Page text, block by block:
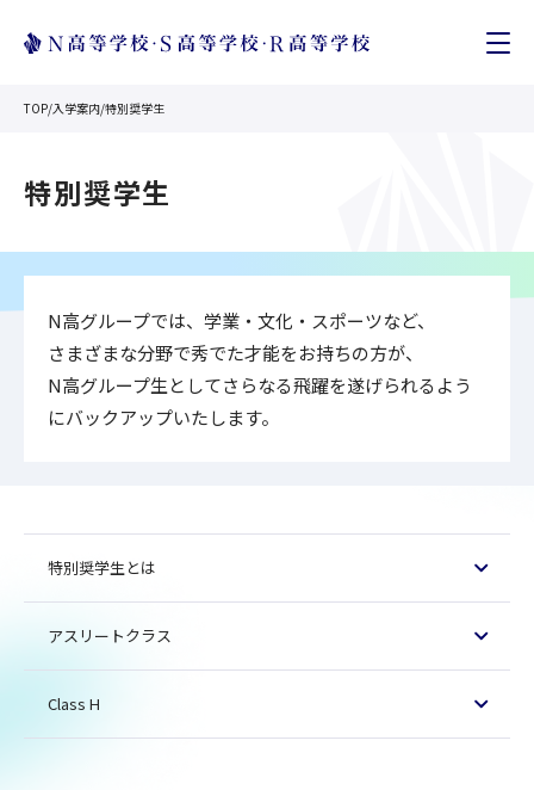
TOP/入学案内/特別奨学生
特別奨学生
N高グループでは、学業・文化・スポーツなど、
さまざまな分野で秀でた才能をお持ちの方が、
N高グループ生としてさらなる飛躍を遂げられるよう
にバックアップいたします。
特別奨学生とは
アスリートクラス
Class H